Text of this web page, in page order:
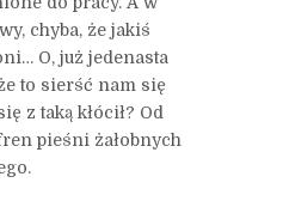
chyba, że jakiś
O, już jedenasta
to sierść nam się
z taką kłócił? Od
pieśni żałobnych